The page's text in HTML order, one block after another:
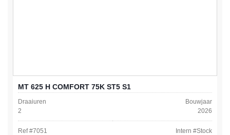
MT 625 H COMFORT 75K ST5 S1
Draaiuren
2
Bouwjaar
2026
Ref #7051 Intern #Stock